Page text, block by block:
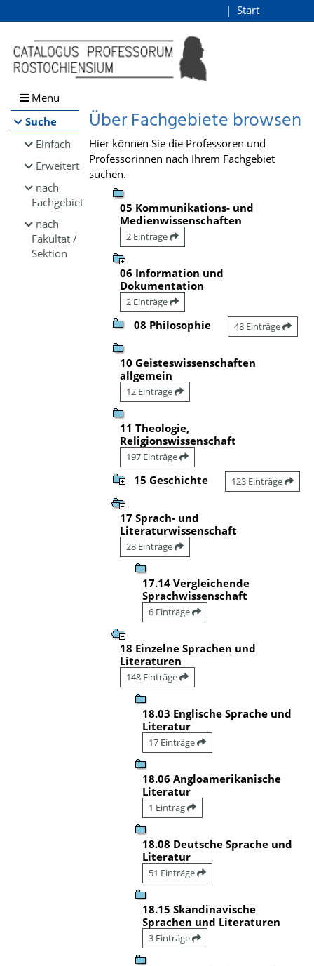
Browsen
direkt zum Inhalt
Start
Menü
Suche
Einfach
Erweitert
nach
Fachgebiet
nach
Fakultät /
Sektion
Über Fachgebiete browsen
Hier können Sie die Professoren und
Professorinnen nach Ihrem Fachgebiet
suchen.
05 Kommunikations- und
Medienwissenschaften
2 Einträge
06 Information und
Dokumentation
2 Einträge
08 Philosophie 48 Einträge
10 Geisteswissenschaften
allgemein
12 Einträge
11 Theologie,
Religionswissenschaft
197 Einträge
15 Geschichte 123 Einträge
17 Sprach- und
Literaturwissenschaft
28 Einträge
17.14 Vergleichende
Sprachwissenschaft
6 Einträge
18 Einzelne Sprachen und
Literaturen
148 Einträge
18.03 Englische Sprache und
Literatur
17 Einträge
18.06 Angloamerikanische
Literatur
1 Eintrag
18.08 Deutsche Sprache und
Literatur
51 Einträge
18.15 Skandinavische
Sprachen und Literaturen
3 Einträge